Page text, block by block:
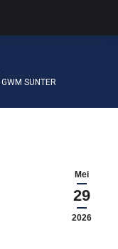
GWM SUNTER
Mei
29
2026